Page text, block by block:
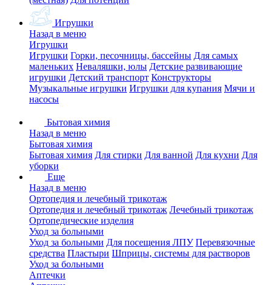
Игрушки
Назад в меню
Игрушки
Игрушки Горки, песочницы, бассейны Для самых
маленьких Неваляшки, юлы Детские развивающие
игрушки Детский транспорт Конструкторы
Музыкальные игрушки Игрушки для купания Мячи и
насосы
Бытовая химия
Назад в меню
Бытовая химия
Бытовая химия Для стирки Для ванной Для кухни Для
уборки
Еще
Назад в меню
Ортопедия и лечебный трикотаж
Ортопедия и лечебный трикотаж Лечебный трикотаж
Ортопедические изделия
Уход за больными
Уход за больными Для посещения ЛПУ Перевязочные
средства Пластыри Шприцы, системы для растворов
Уход за больными
Аптечки